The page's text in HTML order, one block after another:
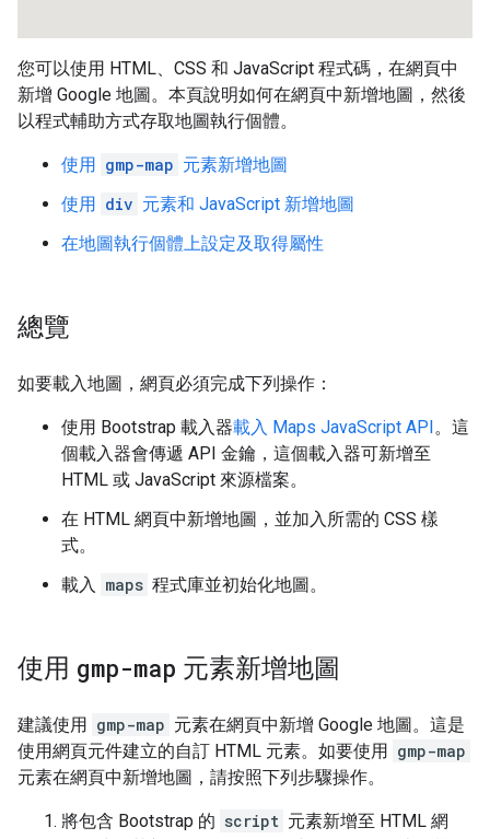
您可以使用 HTML、CSS 和 JavaScript 程式碼，在網頁中
新增 Google 地圖。本頁說明如何在網頁中新增地圖，然後
以程式輔助方式存取地圖執行個體。
使用 gmp-map 元素新增地圖
使用 div 元素和 JavaScript 新增地圖
在地圖執行個體上設定及取得屬性
總覽
如要載入地圖，網頁必須完成下列操作：
使用 Bootstrap 載入器載入 Maps JavaScript API。這
個載入器會傳遞 API 金鑰，這個載入器可新增至
HTML 或 JavaScript 來源檔案。
在 HTML 網頁中新增地圖，並加入所需的 CSS 樣
式。
載入 maps 程式庫並初始化地圖。
使用 gmp-map 元素新增地圖
建議使用 gmp-map 元素在網頁中新增 Google 地圖。這是
使用網頁元件建立的自訂 HTML 元素。如要使用 gmp-map
元素在網頁中新增地圖，請按照下列步驟操作。
將包含 Bootstrap 的 script 元素新增至 HTML 網